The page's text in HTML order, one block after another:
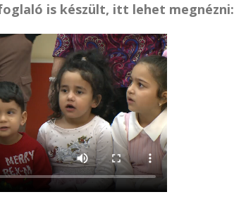
is készült, itt lehet megnézni: